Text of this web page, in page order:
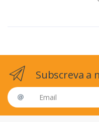
Subscreva a
Email address